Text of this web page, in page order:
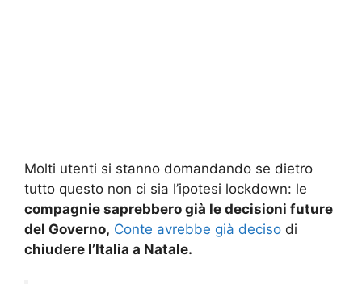
Molti utenti si stanno domandando se dietro
tutto questo non ci sia l’ipotesi lockdown: le
compagnie saprebbero già le decisioni future
del Governo, Conte avrebbe già deciso di
chiudere l’Italia a Natale.